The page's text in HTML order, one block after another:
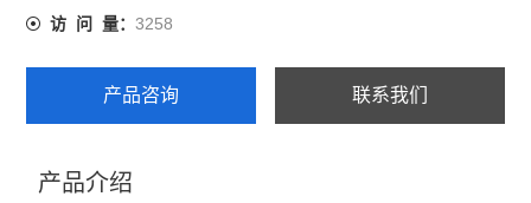
访 问 量：3258
产品咨询 联系我们
产品介绍